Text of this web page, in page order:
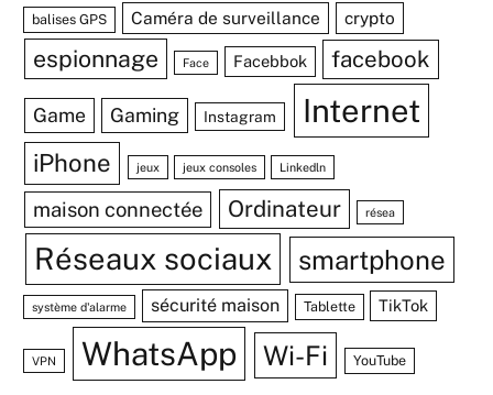
balises GPS Caméra de surveillance crypto
espionnage Face Facebbok facebook
Game Gaming Instagram Internet
iPhone jeux jeux consoles Linkedln
maison connectée Ordinateur résea
Réseaux sociaux smartphone
système d'alarme sécurité maison Tablette TikTok
VPN WhatsApp Wi-Fi YouTube